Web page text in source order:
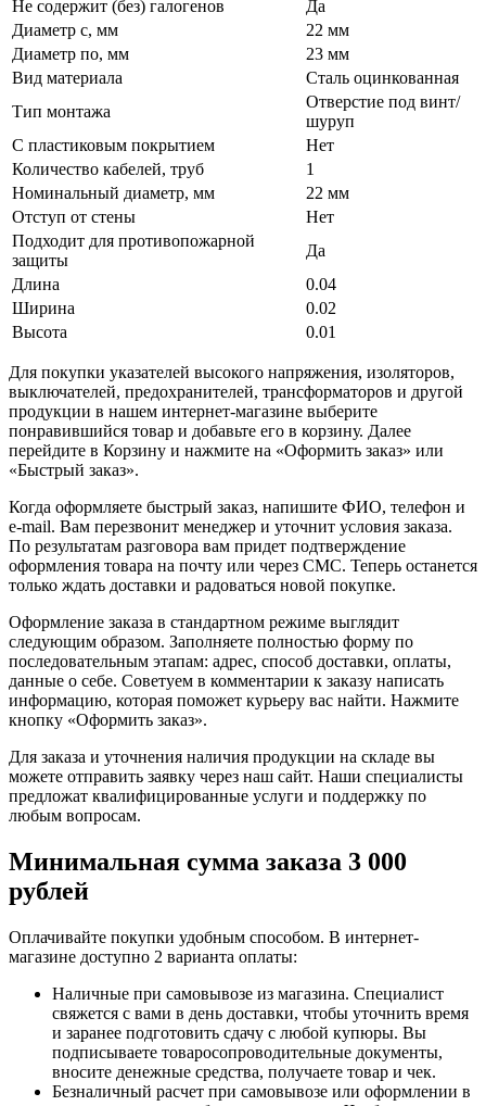
Не содержит (без) галогенов
Да
Диаметр с, мм
22 мм
Диаметр по, мм
23 мм
Вид материала
Сталь оцинкованная
Тип монтажа
Отверстие под винт/
шуруп
С пластиковым покрытием
Нет
Количество кабелей, труб
1
Номинальный диаметр, мм
22 мм
Отступ от стены
Нет
Подходит для противопожарной
защиты
Да
Длина
0.04
Ширина
0.02
Высота
0.01
Для покупки указателей высокого напряжения, изоляторов,
выключателей, предохранителей, трансформаторов и другой
продукции в нашем интернет-магазине выберите
понравившийся товар и добавьте его в корзину. Далее
перейдите в Корзину и нажмите на «Оформить заказ» или
«Быстрый заказ».
Когда оформляете быстрый заказ, напишите ФИО, телефон и
e-mail. Вам перезвонит менеджер и уточнит условия заказа.
По результатам разговора вам придет подтверждение
оформления товара на почту или через СМС. Теперь останется
только ждать доставки и радоваться новой покупке.
Оформление заказа в стандартном режиме выглядит
следующим образом. Заполняете полностью форму по
последовательным этапам: адрес, способ доставки, оплаты,
данные о себе. Советуем в комментарии к заказу написать
информацию, которая поможет курьеру вас найти. Нажмите
кнопку «Оформить заказ».
Для заказа и уточнения наличия продукции на складе вы
можете отправить заявку через наш сайт. Наши специалисты
предложат квалифицированные услуги и поддержку по
любым вопросам.
Минимальная сумма заказа 3 000
рублей
Оплачивайте покупки удобным способом. В интернет-
магазине доступно 2 варианта оплаты:
Наличные при самовывозе из магазина. Специалист
свяжется с вами в день доставки, чтобы уточнить время
и заранее подготовить сдачу с любой купюры. Вы
подписываете товаросопроводительные документы,
вносите денежные средства, получаете товар и чек.
Безналичный расчет при самовывозе или оформлении в